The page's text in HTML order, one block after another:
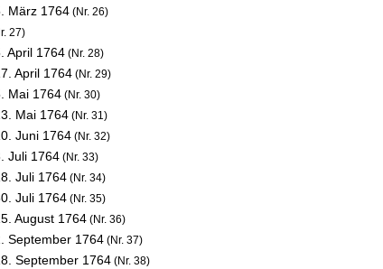
März 1764 (Nr. 26)
27)
April 1764 (Nr. 28)
April 1764 (Nr. 29)
Mai 1764 (Nr. 30)
Mai 1764 (Nr. 31)
Juni 1764 (Nr. 32)
Juli 1764 (Nr. 33)
Juli 1764 (Nr. 34)
Juli 1764 (Nr. 35)
August 1764 (Nr. 36)
September 1764 (Nr. 37)
September 1764 (Nr. 38)